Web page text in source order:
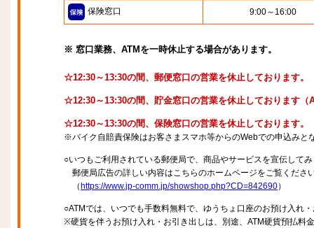
保険窓口 9:00～16:00
※ 窓口業務、ATMを一時休止する場合があります。
☆12:30～13:30の間、郵便窓口の営業を休止しております。
☆12:30～13:30の間、貯金窓口の営業を休止しております（
☆12:30～13:30の間、保険窓口の営業を休止しております。
※バイク自賠責保険はお客さまスマホ等からのWebでの申込みと
○いつもご利用されている郵便局で、商品やサービスを宣伝して
郵便局広告の詳しい内容はこちらのホームページをご覧くださ
（ https://www.jp-comm.jp/showshop.php?CD=842690）
○ATMでは、いつでも手数料無料で、ゆうちょ口座のお預け入れ
※硬貨を伴うお預け入れ・お引き出しは、別途、ATM硬貨預払料